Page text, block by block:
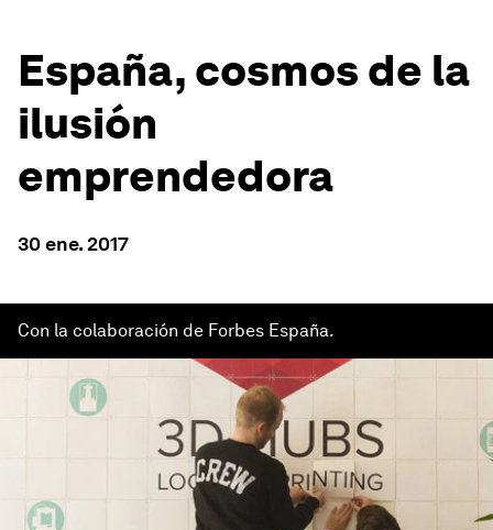
España, cosmos de la
ilusión
emprendedora
30 ene. 2017
Con la colaboración de Forbes España.